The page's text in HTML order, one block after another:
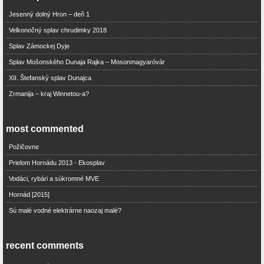
Jesenný dolný Hron – deň 1
Velkonočný splav chrudimky 2018
Splav Zámockej Dyje
Splav Mošonského Dunaja Rajka – Mosonmagyaróvár
XII. Štefanský splav Dunajca
Zrmanija – kraj Winnetou-a?
most commented
Požičovne
Prielom Hornádu 2013 - Ekosplav
Vodáci, rybári a súkromné MVE
Hornád [2015]
Sú malé vodné elektrárne naozaj malé?
recent comments